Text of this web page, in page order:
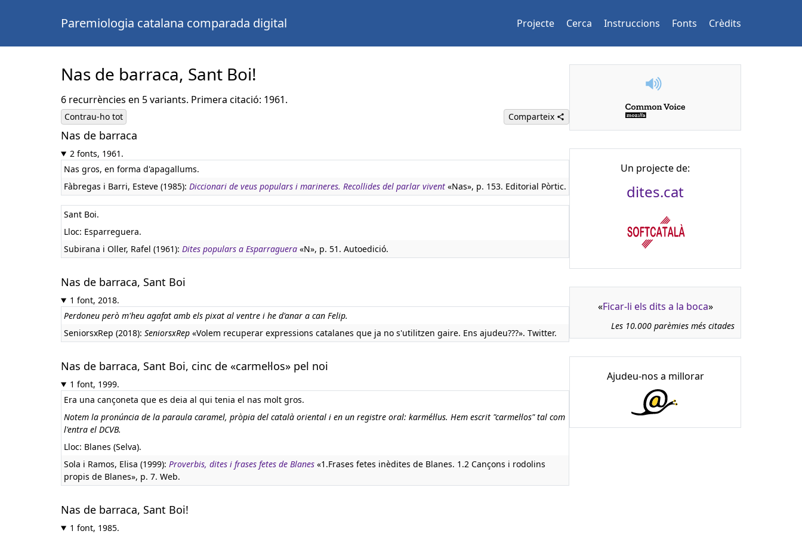
Paremiologia catalana comparada digital Projecte Cerca Instruccions Fonts Crèdits
Nas de barraca, Sant Boi!
6 recurrències en 5 variants. Primera citació: 1961.
Contrau-ho tot Comparteix
Nas de barraca
2 fonts, 1961.
Nas gros, en forma d'apagallums.
Fàbregas i Barri, Esteve (1985): Diccionari de veus populars i marineres. Recollides del parlar vivent «Nas», p. 153. Editorial Pòrtic.
Sant Boi.
Lloc: Esparreguera.
Subirana i Oller, Rafel (1961): Dites populars a Esparraguera «N», p. 51. Autoedició.
Nas de barraca, Sant Boi
1 font, 2018.
Perdoneu però m'heu agafat amb els pixat al ventre i he d'anar a can Felip.
SeniorsxRep (2018): SeniorsxRep «Volem recuperar expressions catalanes que ja no s'utilitzen gaire. Ens ajudeu???». Twitter.
Nas de barraca, Sant Boi, cinc de «carmel·los» pel noi
1 font, 1999.
Era una cançoneta que es deia al qui tenia el nas molt gros.
Notem la pronúncia de la paraula caramel, pròpia del català oriental i en un registre oral: karmél·lus. Hem escrit "carmel·los" tal com
l'entra el DCVB.
Lloc: Blanes (Selva).
Sola i Ramos, Elisa (1999): Proverbis, dites i frases fetes de Blanes «1.Frases fetes inèdites de Blanes. 1.2 Cançons i rodolins
propis de Blanes», p. 7. Web.
Nas de barraca, Sant Boi!
1 font, 1985.
Un projecte de:
dites.cat
«Ficar-li els dits a la boca»
Les 10.000 parèmies més citades
Ajudeu-nos a millorar